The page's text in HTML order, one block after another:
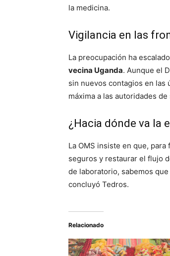
la medicina.
Vigilancia en las
La preocupación ha
vecina Uganda. Aunque el
sin nuevos contagios en
máxima a las autoridades
¿Hacia dónde va la
La OMS insiste en que,
seguros y restaurar el flujo
de laboratorio, sabemos
concluyó Tedros.
Relacionado